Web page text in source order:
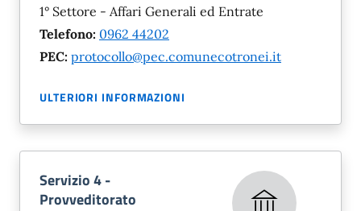
1° Settore - Affari Generali ed Entrate
Telefono: 0962 44202
PEC: protocollo@pec.comunecotronei.it
ULTERIORI INFORMAZIONI
Servizio 4 -
Provveditorato